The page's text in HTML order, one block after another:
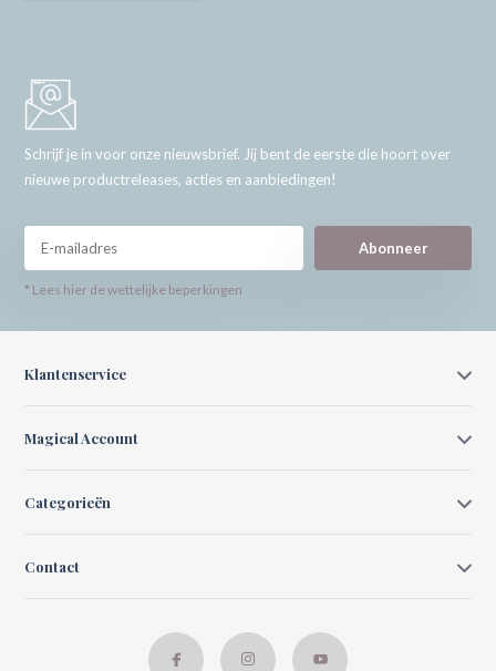
Schrijf je in voor onze nieuwsbrief. Jij bent de eerste die hoort over
nieuwe productreleases, acties en aanbiedingen!
Abonneer
* Lees hier de wettelijke beperkingen
Klantenservice
Magical Account
Categorieën
Contact